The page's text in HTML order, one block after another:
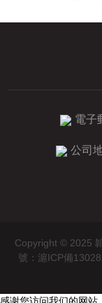
電子
公司
Copyright © 2025
號：滬ICP備